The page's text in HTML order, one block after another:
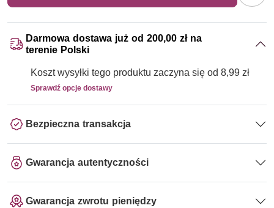
Darmowa dostawa już od 200,00 zł na
terenie Polski
Koszt wysyłki tego produktu zaczyna się od 8,99 zł
Sprawdź opcje dostawy
Bezpieczna transakcja
Gwarancja autentyczności
Gwarancja zwrotu pieniędzy